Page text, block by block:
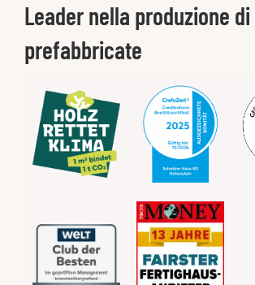
Leader nella produzione
prefabbricate